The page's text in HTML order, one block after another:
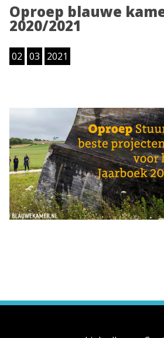
Oproep blauwe
2020/2021
02 03 2021